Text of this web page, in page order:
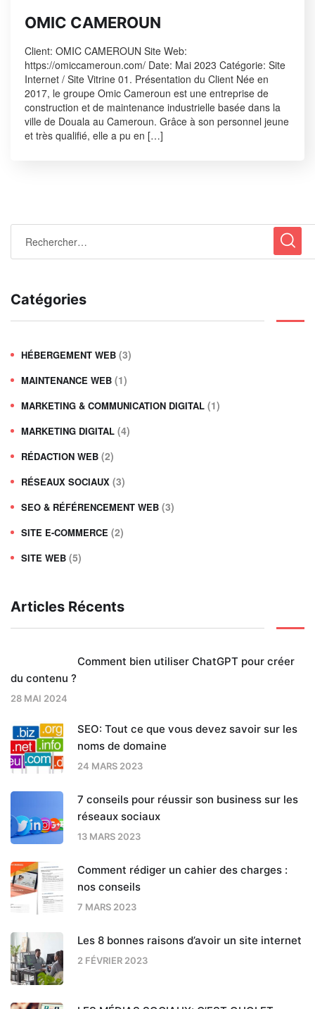
OMIC CAMEROUN
Client: OMIC CAMEROUN Site Web:
https://omiccameroun.com/ Date: Mai 2023 Catégorie: Site
Internet / Site Vitrine 01. Présentation du Client Née en
2017, le groupe Omic Cameroun est une entreprise de
construction et de maintenance industrielle basée dans la
ville de Douala au Cameroun. Grâce à son personnel jeune
et très qualifié, elle a pu en […]
Catégories
HÉBERGEMENT WEB (3)
MAINTENANCE WEB (1)
MARKETING & COMMUNICATION DIGITAL (1)
MARKETING DIGITAL (4)
RÉDACTION WEB (2)
RÉSEAUX SOCIAUX (3)
SEO & RÉFÉRENCEMENT WEB (3)
SITE E-COMMERCE (2)
SITE WEB (5)
Articles Récents
Comment bien utiliser ChatGPT pour créer
du contenu ?
28 MAI 2024
SEO: Tout ce que vous devez savoir sur les
noms de domaine
24 MARS 2023
7 conseils pour réussir son business sur les
réseaux sociaux
13 MARS 2023
Comment rédiger un cahier des charges :
nos conseils
7 MARS 2023
Les 8 bonnes raisons d’avoir un site internet
2 FÉVRIER 2023